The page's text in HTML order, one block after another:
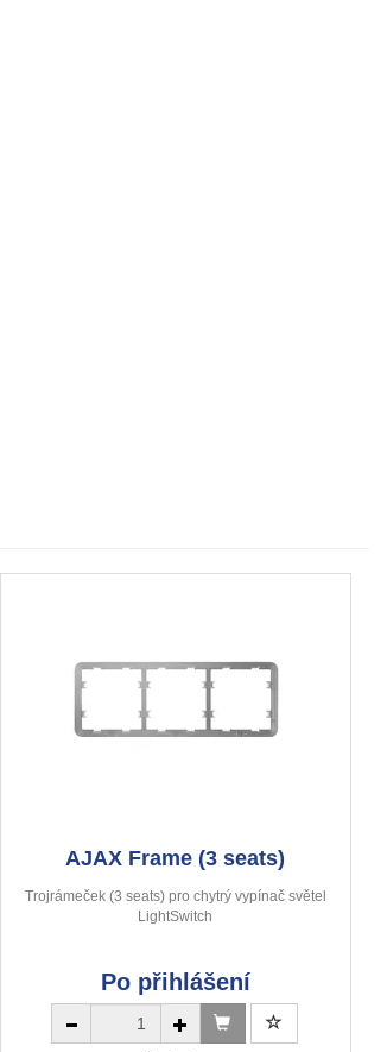
AJAX Frame (3 seats)
Trojrámeček (3 seats) pro chytrý vypínač světel
LightSwitch
Po přihlášení